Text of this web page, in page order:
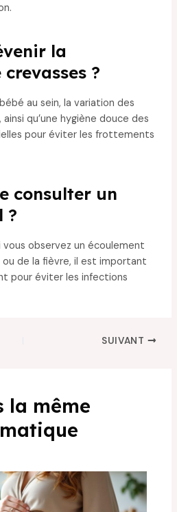
la
?
au sein, la variation des
qu’une hygiène douce des
pour éviter les frottements
consulter un
?
vous observez un écoulement
ou de la fièvre, il est important
pour éviter les infections
SUIVANT
la même